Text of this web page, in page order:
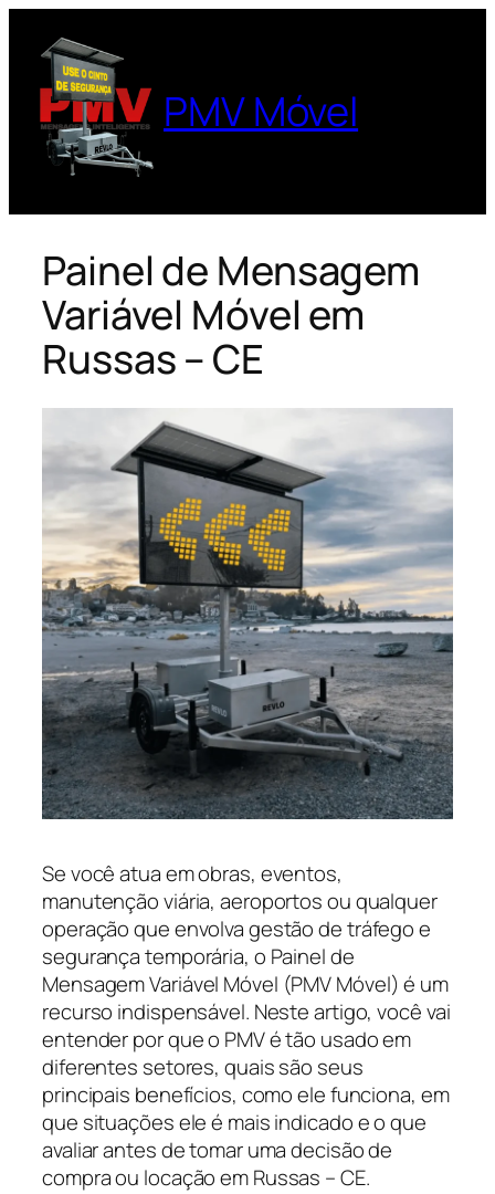
para
conteúdo
PMV Móvel
Painel de Mensagem
Variável Móvel em
Russas – CE
Se você atua em obras, eventos,
manutenção viária, aeroportos ou qualquer
operação que envolva gestão de tráfego e
segurança temporária, o Painel de
Mensagem Variável Móvel (PMV Móvel) é um
recurso indispensável. Neste artigo, você vai
entender por que o PMV é tão usado em
diferentes setores, quais são seus
principais benefícios, como ele funciona, em
que situações ele é mais indicado e o que
avaliar antes de tomar uma decisão de
compra ou locação em Russas – CE.